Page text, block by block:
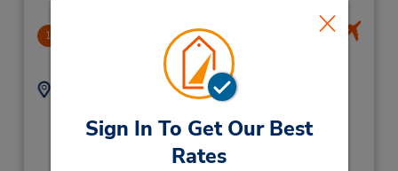
Sign In To Get Our Best
Rates
1 Cluj Napoca Intl Airport
5.29 milhas de distância
Endereço:
Airport,
400397,
Telefone: